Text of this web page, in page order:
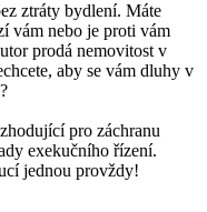
ztráty bydlení. Máte
vám nebo je proti vám
prodá nemovitost v
aby se vám dluhy v
pro záchranu
exekučního řízení.
jednou provždy!